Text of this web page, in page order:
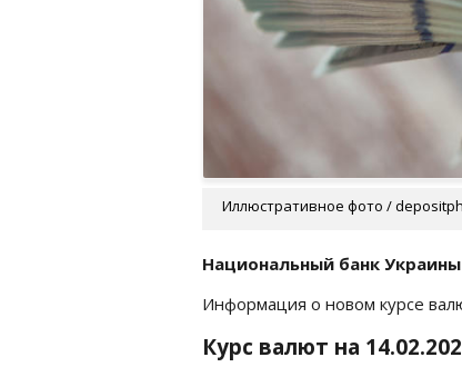
Иллюстративное фото /
Национальный банк
Информация о новом курсе
Курс валют на